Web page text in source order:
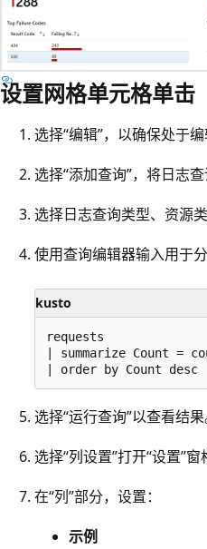
设置网格单元格单击
选择“编辑”，以确保处于编
选择“添加查询”，将日志
选择日志查询类型、资源
使用查询编辑器输入用于分
kusto
requests
| summarize Count =
选择“运行查询”以查看结果
选择“列设置”打开“设置”窗
在“列”部分，设置：
示例